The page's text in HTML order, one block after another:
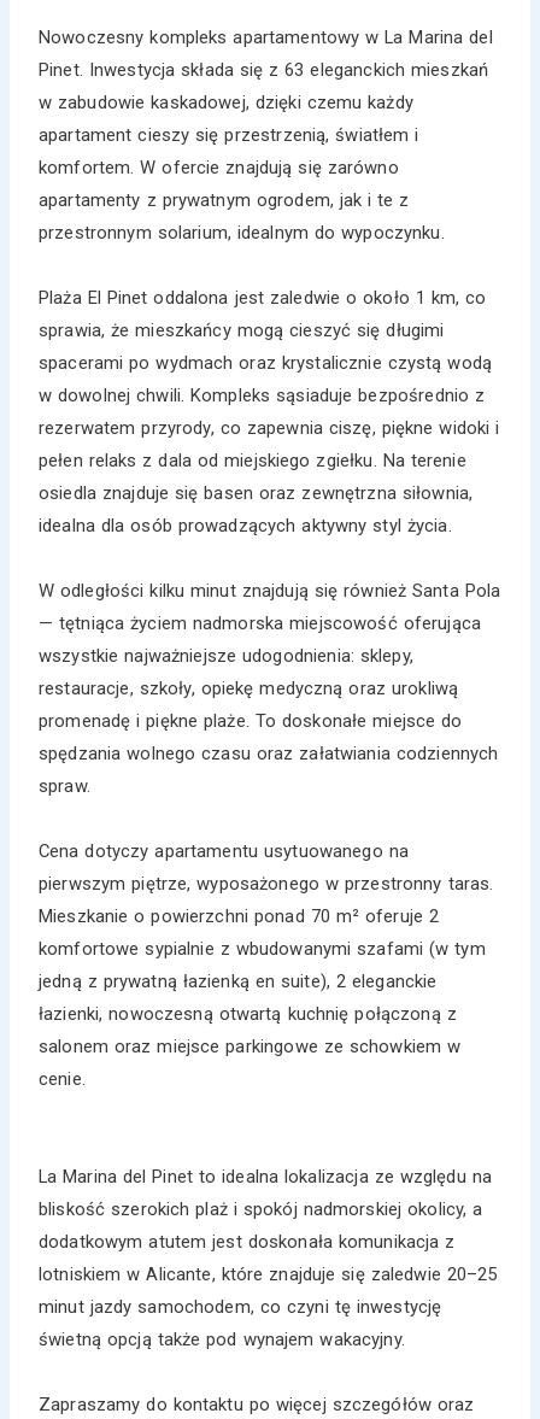
Nowoczesny kompleks apartamentowy w La Marina del
Pinet. Inwestycja składa się z 63 eleganckich mieszkań
w zabudowie kaskadowej, dzięki czemu każdy
apartament cieszy się przestrzenią, światłem i
komfortem. W ofercie znajdują się zarówno
apartamenty z prywatnym ogrodem, jak i te z
przestronnym solarium, idealnym do wypoczynku.
Plaża El Pinet oddalona jest zaledwie o około 1 km, co
sprawia, że mieszkańcy mogą cieszyć się długimi
spacerami po wydmach oraz krystalicznie czystą wodą
w dowolnej chwili. Kompleks sąsiaduje bezpośrednio z
rezerwatem przyrody, co zapewnia ciszę, piękne widoki i
pełen relaks z dala od miejskiego zgiełku. Na terenie
osiedla znajduje się basen oraz zewnętrzna siłownia,
idealna dla osób prowadzących aktywny styl życia.
W odległości kilku minut znajdują się również Santa Pola
— tętniąca życiem nadmorska miejscowość oferująca
wszystkie najważniejsze udogodnienia: sklepy,
restauracje, szkoły, opiekę medyczną oraz urokliwą
promenadę i piękne plaże. To doskonałe miejsce do
spędzania wolnego czasu oraz załatwiania codziennych
spraw.
Cena dotyczy apartamentu usytuowanego na
pierwszym piętrze, wyposażonego w przestronny taras.
Mieszkanie o powierzchni ponad 70 m² oferuje 2
komfortowe sypialnie z wbudowanymi szafami (w tym
jedną z prywatną łazienką en suite), 2 eleganckie
łazienki, nowoczesną otwartą kuchnię połączoną z
salonem oraz miejsce parkingowe ze schowkiem w
cenie.
La Marina del Pinet to idealna lokalizacja ze względu na
bliskość szerokich plaż i spokój nadmorskiej okolicy, a
dodatkowym atutem jest doskonała komunikacja z
lotniskiem w Alicante, które znajduje się zaledwie 20–25
minut jazdy samochodem, co czyni tę inwestycję
świetną opcją także pod wynajem wakacyjny.
Zapraszamy do kontaktu po więcej szczegółów oraz